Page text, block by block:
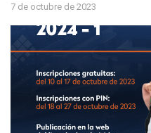
7 de octubre de 2023